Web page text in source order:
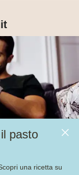
pasto
una ricetta su